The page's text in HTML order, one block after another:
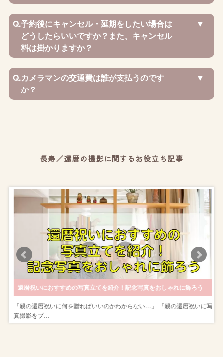
Q.予約後にキャンセル・延期をしたい場合は
どうしたらいいですか？また、キャンセル
料は掛かりますか？
Q.カメラマンの交通費は誰が支払うのです
か？
長寿／還暦の撮影に関するお役立ち記事
還暦祝いにおすすめの写真立てを紹介！記念写真をおしゃれに飾ろう
「親の還暦祝いに何を贈ればいいのかわからない…」 「親の還暦祝いに写
真撮影をプ…